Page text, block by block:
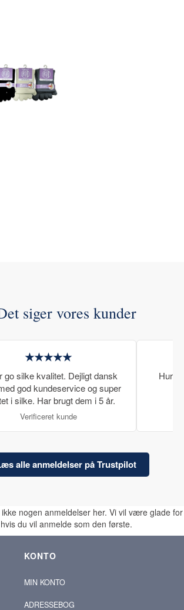
DKK
siger vores kunder
★★★★★
go silke kvalitet. Dejligt dansk
god kundeservice og super
i silke. Har brugt dem i 5 år.
Verificeret kunde
Hurtig
alle anmeldelser på Trustpilot
nogen anmeldelser her. Vi vil være glade for
hvis du vil anmelde som den første.
KONTO
MIN KONTO
ADRESSEBOG